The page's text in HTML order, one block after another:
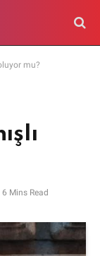
mu?
6 Mins Read